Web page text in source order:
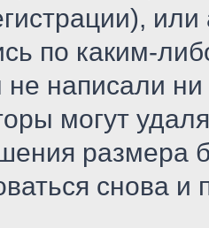
по каким-
написали
могут
размера
снова и